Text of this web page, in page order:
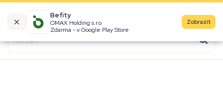
Befity
OMAX Holding s.r.o
Zdarma - v Google Play Store
Zobrazit
Kalorické tabulky